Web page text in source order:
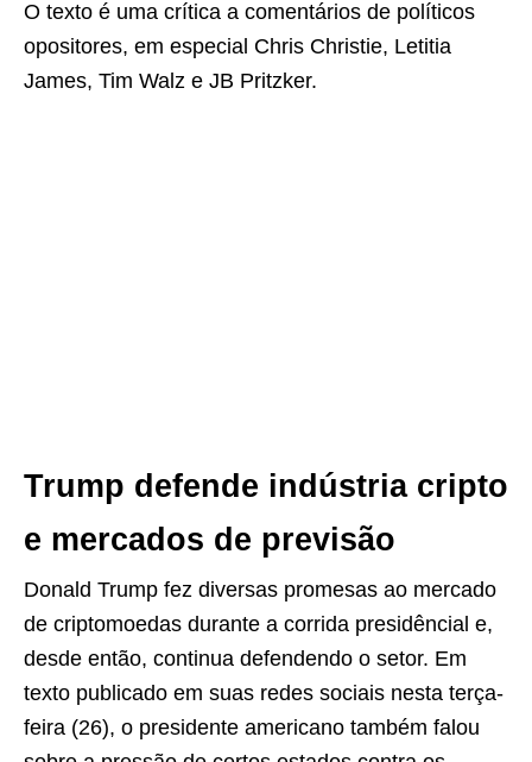
O texto é uma crítica a comentários de políticos
opositores, em especial Chris Christie, Letitia
James, Tim Walz e JB Pritzker.
Trump defende indústria cripto
e mercados de previsão
Donald Trump fez diversas promesas ao mercado
de criptomoedas durante a corrida presidêncial e,
desde então, continua defendendo o setor. Em
texto publicado em suas redes sociais nesta terça-
feira (26), o presidente americano também falou